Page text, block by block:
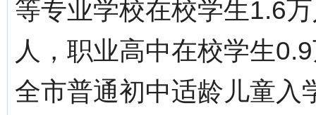
等专业学校在校学生1.6
人，职业高中在校学生
全市普通初中适龄儿童入